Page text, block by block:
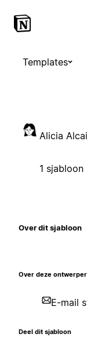
Templates
Alicia
1 sjabloon
Over dit sjabloon
Over deze ontwerper
E-mail
Deel dit sjabloon